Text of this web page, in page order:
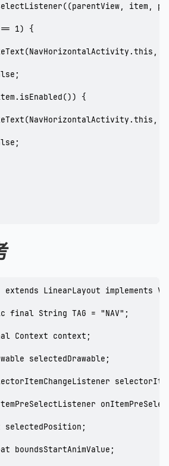
item,
1) {
"
{
"
LinearLayout implements
final String TAG = "NAV";
Context context;
selectedDrawable;
selectedPosition;
boundsStartAnimValue;